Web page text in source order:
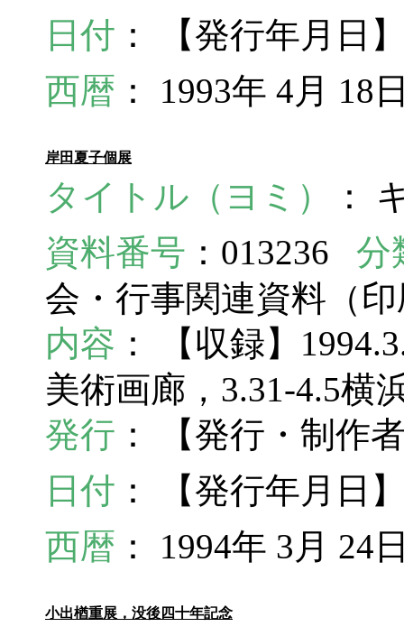
日付 ： 【発行年月日
西暦 ： 1993年 4月 18
岸田夏子個展
タイトル（ヨミ）
：
資料番号 ：013236 分
会・行事関連資料（
内容 ： 【収録】
美術画廊，3.31-4.5横
発行 ： 【発行・制作
日付 ： 【発行年月日
西暦 ： 1994年 3月 24
小出楢重展，没後四十年記念